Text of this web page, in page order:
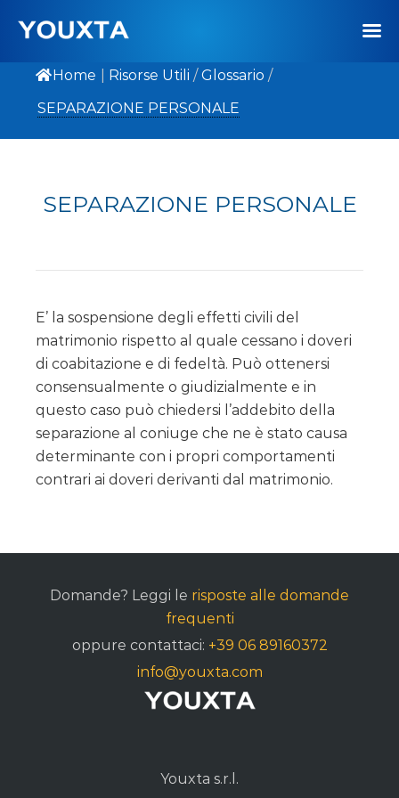
Home Risorse Utili / Glossario /
SEPARAZIONE PERSONALE
SEPARAZIONE PERSONALE
E’ la sospensione degli effetti civili del
matrimonio rispetto al quale cessano i doveri
di coabitazione e di fedeltà. Può ottenersi
consensualmente o giudizialmente e in
questo caso può chiedersi l’addebito della
separazione al coniuge che ne è stato causa
determinante con i propri comportamenti
contrari ai doveri derivanti dal matrimonio.
Domande? Leggi le risposte alle domande
frequenti
oppure contattaci: +39 06 89160372
info@youxta.com
Youxta s.r.l.